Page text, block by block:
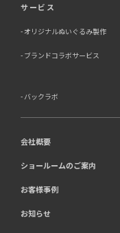
サービス
オリジナルぬいぐるみ製作
ブランドコラボサービス
バックラボ
会社概要
ショールームのご案内
お客様事例
お知らせ